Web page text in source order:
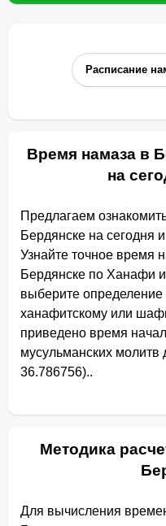
Расписание
Время намаза в
на
Предлагаем
Бердянске на сегодня
Узнайте точное время
Бердянске по Ханафи
выберите
ханафитскому или
приведено время
мусульманских молитв
36.786756)..
Методика
Для вычисления